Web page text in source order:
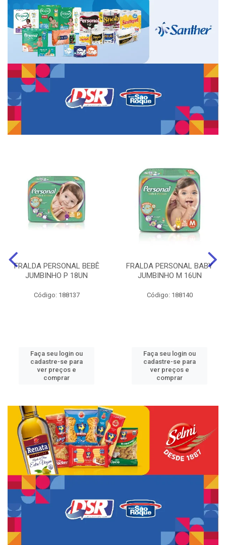
FRALDA PERSONAL BEBÊ
JUMBINHO P 18UN
Código: 188137
Faça seu login ou
cadastre-se para
ver preços e
comprar
FRALDA PERSONAL BABY
JUMBINHO M 16UN
Código: 188140
Faça seu login ou
cadastre-se para
ver preços e
comprar